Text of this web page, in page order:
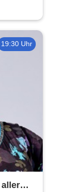
19:30 Uhr